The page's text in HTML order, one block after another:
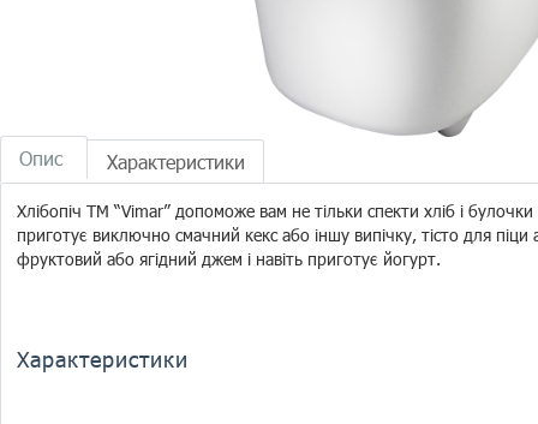
Опис Характеристики
Хлібопіч ТМ “Vimar” допоможе вам не тільки спекти хліб і
приготує виключно смачний кекс або іншу випічку, тісто для
фруктовий або ягідний джем і навіть приготує йогурт.
Характеристики